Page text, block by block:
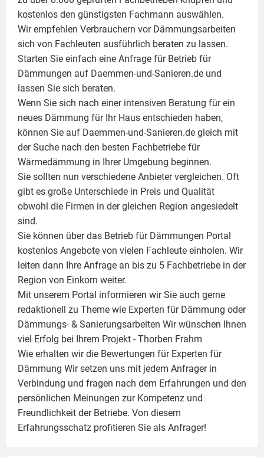
kostenlos den günstigsten Fachmann auswählen.
Wir empfehlen Verbrauchern vor Dämmungsarbeiten
sich von Fachleuten ausführlich beraten zu lassen.
Starten Sie einfach eine Anfrage für Betrieb für
Dämmungen auf Daemmen-und-Sanieren.de und
lassen Sie sich beraten.
Wenn Sie sich nach einer intensiven Beratung für ein
neues Dämmung für Ihr Haus entschieden haben,
können Sie auf Daemmen-und-Sanieren.de gleich mit
der Suche nach den besten Fachbetriebe für
Wärmedämmung in Ihrer Umgebung beginnen.
Sie sollten nun verschiedene Anbieter vergleichen. Oft
gibt es große Unterschiede in Preis und Qualität
obwohl die Firmen in der gleichen Region angesiedelt
sind.
Sie können über das Betrieb für Dämmungen Portal
kostenlos Angebote von vielen Fachleute einholen. Wir
leiten dann Ihre Anfrage an bis zu 5 Fachbetriebe in der
Region von Einkorn weiter.
Mit unserem Portal informieren wir Sie auch gerne
redaktionell zu Theme wie Experten für Dämmung oder
Dämmungs- & Sanierungsarbeiten Wir wünschen Ihnen
viel Erfolg bei Ihrem Projekt - Thorben Frahm
Wie erhalten wir die Bewertungen für Experten für
Dämmung Wir setzen uns mit jedem Anfrager in
Verbindung und fragen nach dem Erfahrungen und den
persönlichen Meinungen zur Kompetenz und
Freundlichkeit der Betriebe. Von diesem
Erfahrungsschatz profitieren Sie als Anfrager!